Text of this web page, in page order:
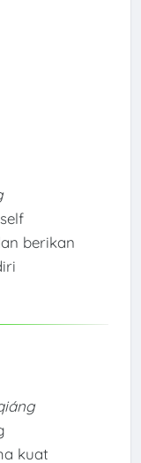
berikan
kuat